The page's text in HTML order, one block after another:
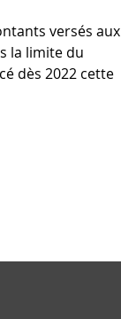
versés aux
la limite du
dès 2022 cette